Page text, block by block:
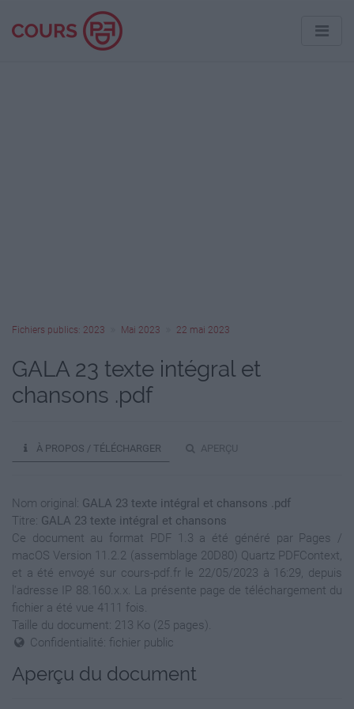
Fichiers publics: 2023 Mai 2023 22 mai 2023
GALA 23 texte intégral et
chansons .pdf
À PROPOS / TÉLÉCHARGER APERÇU
Nom original: GALA 23 texte intégral et chansons .pdf
Titre: GALA 23 texte intégral et chansons
Ce document au format PDF 1.3 a été généré par Pages /
macOS Version 11.2.2 (assemblage 20D80) Quartz PDFContext,
et a été envoyé sur cours-pdf.fr le 22/05/2023 à 16:29, depuis
l'adresse IP 88.160.x.x. La présente page de téléchargement du
fichier a été vue 4111 fois.
Taille du document: 213 Ko (25 pages).
Confidentialité: fichier public
Aperçu du document